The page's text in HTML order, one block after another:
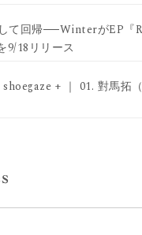
て回帰──WinterがEP『
18リリース
+ ｜ 01. 對馬拓